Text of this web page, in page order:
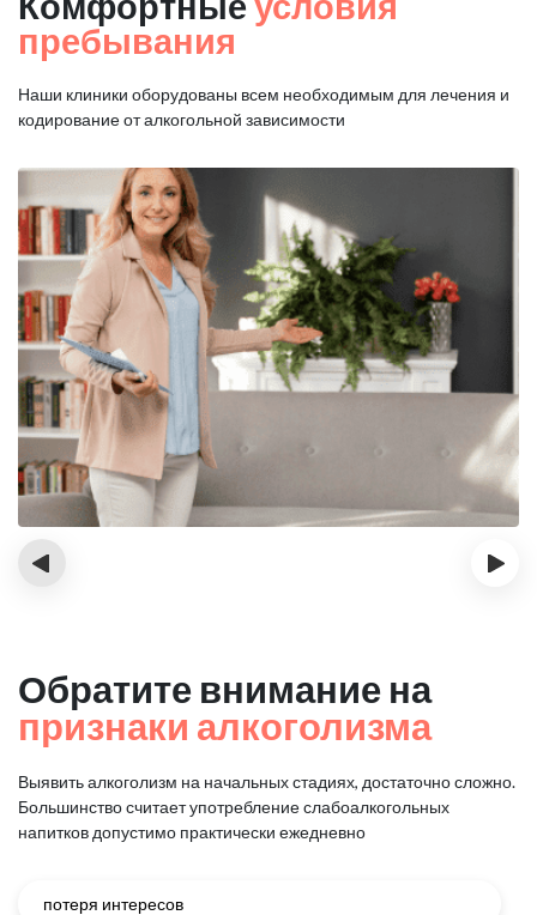
пребывания
Наши клиники оборудованы всем необходимым для лечения и
кодирование от алкогольной зависимости
‹ ›
Обратите внимание на
признаки алкоголизма
Выявить алкоголизм на начальных стадиях, достаточно сложно.
Большинство считает употребление слабоалкогольных
напитков допустимо практически ежедневно
потеря интересов